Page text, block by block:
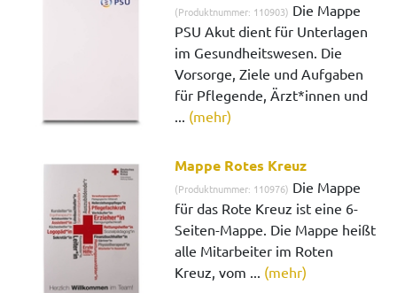
(Produktnummer: 110903) Die Mappe
PSU Akut dient für Unterlagen
im Gesundheitswesen. Die
Vorsorge, Ziele und Aufgaben
für Pflegende, Ärzt*innen und
... (mehr)
Mappe Rotes Kreuz
(Produktnummer: 110976) Die Mappe
für das Rote Kreuz ist eine 6-
Seiten-Mappe. Die Mappe heißt
alle Mitarbeiter im Roten
Kreuz, vom ... (mehr)